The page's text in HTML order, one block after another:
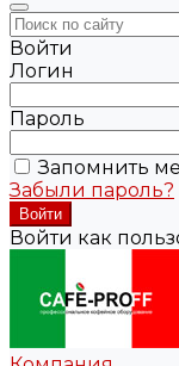
Войти
Логин
Пароль
Запомнить
Забыли пароль?
Войти как